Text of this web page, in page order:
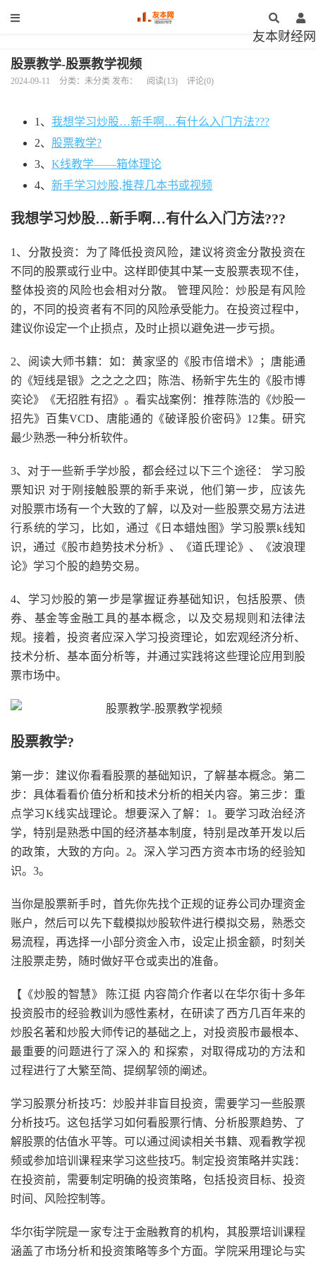
友本财经网
股票教学-股票教学视频
2024-09-11 分类：未分类 发布： 阅读(13) 评论(0)
1、 我想学习炒股…新手啊…有什么入门方法???
2、 股票教学?
3、 K线教学——箱体理论
4、 新手学习炒股,推荐几本书或视频
我想学习炒股…新手啊…有什么入门方法???
1、分散投资：为了降低投资风险，建议将资金分散投资在
不同的股票或行业中。这样即使其中某一支股票表现不佳，
整体投资的风险也会相对分散。 管理风险：炒股是有风险
的，不同的投资者有不同的风险承受能力。在投资过程中，
建议你设定一个止损点，及时止损以避免进一步亏损。
2、阅读大师书籍：如：黄家坚的《股市倍增术》；唐能通
的《短线是银》之之之之四；陈浩、杨新宇先生的《股市博
奕论》《无招胜有招》。看实战案例：推荐陈浩的《炒股一
招先》百集VCD、唐能通的《破译股价密码》12集。研究
最少熟悉一种分析软件。
3、对于一些新手学炒股，都会经过以下三个途径： 学习股
票知识 对于刚接触股票的新手来说，他们第一步，应该先
对股票市场有一个大致的了解，以及对一些股票交易方法进
行系统的学习，比如，通过《日本蜡烛图》学习股票k线知
识，通过《股市趋势技术分析》、《道氏理论》、《波浪理
论》学习个股的趋势交易。
4、学习炒股的第一步是掌握证券基础知识，包括股票、债
券、基金等金融工具的基本概念，以及交易规则和法律法
规。接着，投资者应深入学习投资理论，如宏观经济分析、
技术分析、基本面分析等，并通过实践将这些理论应用到股
票市场中。
股票教学?
第一步：建议你看看股票的基础知识，了解基本概念。第二
步：具体看看价值分析和技术分析的相关内容。第三步：重
点学习K线实战理论。想要深入了解：1。要学习政治经济
学，特别是熟悉中国的经济基本制度，特别是改革开发以后
的政策，大致的方向。2。深入学习西方资本市场的经验知
识。3。
当你是股票新手时，首先你先找个正规的证券公司办理资金
账户，然后可以先下载模拟炒股软件进行模拟交易，熟悉交
易流程，再选择一小部分资金入市，设定止损金额，时刻关
注股票走势，随时做好平仓或卖出的准备。
【《炒股的智慧》 陈江挺 内容简介作者以在华尔街十多年
投资股市的经验教训为感性素材，在研读了西方几百年来的
炒股名著和炒股大师传记的基础之上，对投资股市最根本、
最重要的问题进行了深入的 和探索，对取得成功的方法和
过程进行了大繁至简、提纲挈领的阐述。
学习股票分析技巧：炒股并非盲目投资，需要学习一些股票
分析技巧。这包括学习如何看股票行情、分析股票趋势、了
解股票的估值水平等。可以通过阅读相关书籍、观看教学视
频或参加培训课程来学习这些技巧。制定投资策略并实践：
在投资前，需要制定明确的投资策略，包括投资目标、投资
时间、风险控制等。
华尔街学院是一家专注于金融教育的机构，其股票培训课程
涵盖了市场分析和投资策略等多个方面。学院采用理论与实